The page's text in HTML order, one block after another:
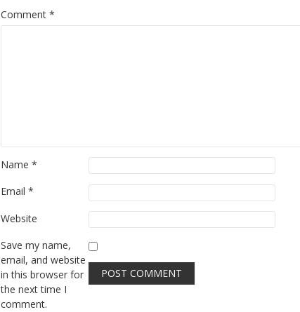
Comment *
Name *
Email *
Website
Save my name,
email, and website
in this browser for
the next time I
comment.